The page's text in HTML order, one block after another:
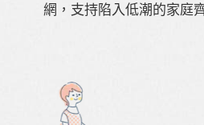
網，支持陷入低潮的家庭